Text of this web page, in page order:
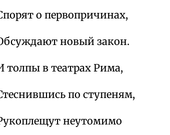
о первопричинах,
новый закон.
толпы в театрах Рима,
по ступеням,
неутомимо